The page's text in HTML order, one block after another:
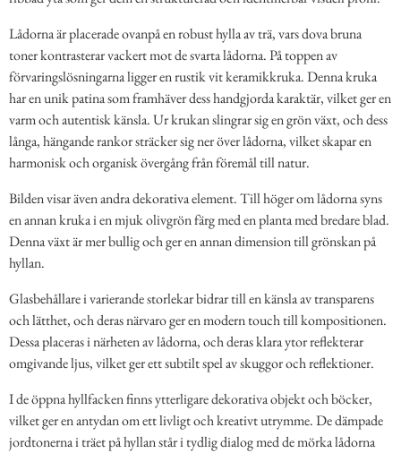
Lådorna är placerade ovanpå en robust hylla av trä, vars dova bruna
toner kontrasterar vackert mot de svarta lådorna. På toppen av
förvaringslösningarna ligger en rustik vit keramikkruka. Denna kruka
har en unik patina som framhäver dess handgjorda karaktär, vilket ger en
varm och autentisk känsla. Ur krukan slingrar sig en grön växt, och dess
långa, hängande rankor sträcker sig ner över lådorna, vilket skapar en
harmonisk och organisk övergång från föremål till natur.
Bilden visar även andra dekorativa element. Till höger om lådorna syns
en annan kruka i en mjuk olivgrön färg med en planta med bredare blad.
Denna växt är mer bullig och ger en annan dimension till grönskan på
hyllan.
Glasbehållare i varierande storlekar bidrar till en känsla av transparens
och lätthet, och deras närvaro ger en modern touch till kompositionen.
Dessa placeras i närheten av lådorna, och deras klara ytor reflekterar
omgivande ljus, vilket ger ett subtilt spel av skuggor och reflektioner.
I de öppna hyllfacken finns ytterligare dekorativa objekt och böcker,
vilket ger en antydan om ett livligt och kreativt utrymme. De dämpade
jordtonerna i träet på hyllan står i tydlig dialog med de mörka lådorna